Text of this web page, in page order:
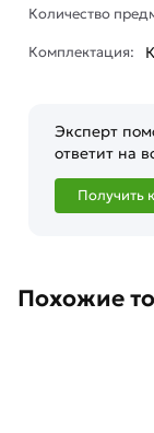
Количество
Комплектация:
Эксперт
ответит на
Получить
Похожие